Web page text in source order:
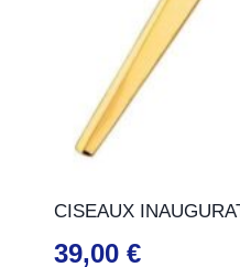
CISEAUX
39,00 €